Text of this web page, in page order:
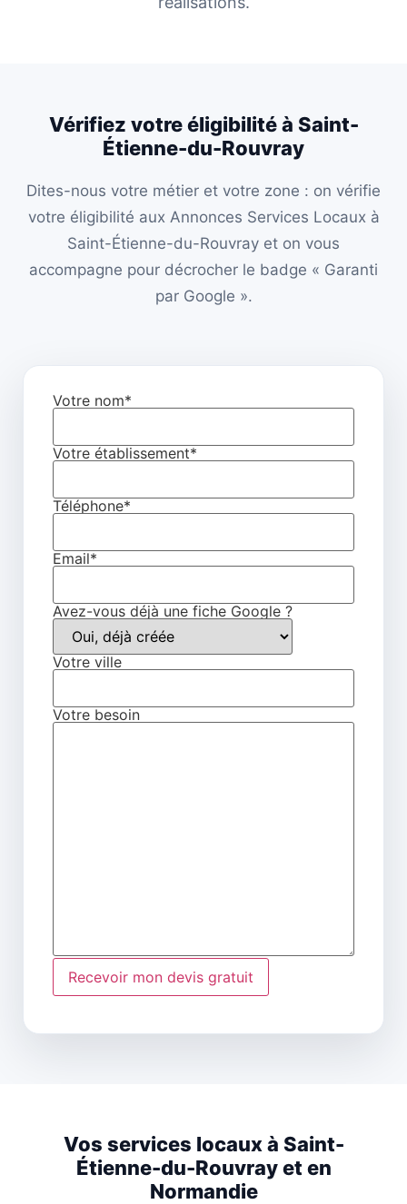
Vérifiez votre éligibilité à Saint-
Étienne-du-Rouvray
Dites-nous votre métier et votre zone : on vérifie
votre éligibilité aux Annonces Services Locaux à
Saint-Étienne-du-Rouvray et on vous
accompagne pour décrocher le badge « Garanti
par Google ».
Votre nom*
Votre établissement*
Téléphone*
Email*
Avez-vous déjà une fiche Google ?
Votre ville
Votre besoin
Vos services locaux à Saint-
Étienne-du-Rouvray et en
Normandie